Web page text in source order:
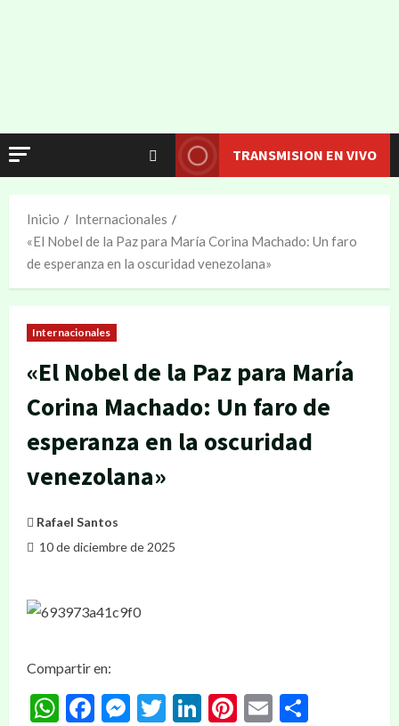
TRANSMISION EN VIVO
Inicio
Internacionales
«El Nobel de la Paz para María Corina Machado: Un faro
de esperanza en la oscuridad venezolana»
Internacionales
«El Nobel de la Paz para María
Corina Machado: Un faro de
esperanza en la oscuridad
venezolana»
Rafael Santos
10 de diciembre de 2025
Compartir en:
WhatsApp
Facebook
Messenger
Twitter
LinkedIn
Pinterest
Email